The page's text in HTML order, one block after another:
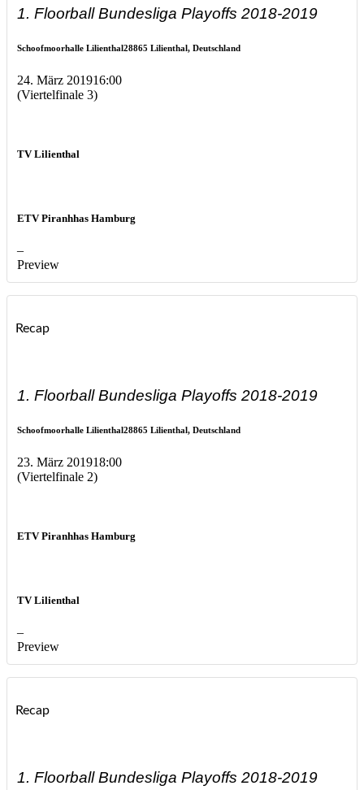
1. Floorball Bundesliga Playoffs 2018-2019
Schoofmoorhalle Lilienthal28865 Lilienthal, Deutschland
24. März 201916:00
(Viertelfinale 3)
TV Lilienthal
ETV Piranhhas Hamburg
–
Preview
Recap
1. Floorball Bundesliga Playoffs 2018-2019
Schoofmoorhalle Lilienthal28865 Lilienthal, Deutschland
23. März 201918:00
(Viertelfinale 2)
ETV Piranhhas Hamburg
TV Lilienthal
–
Preview
Recap
1. Floorball Bundesliga Playoffs 2018-2019